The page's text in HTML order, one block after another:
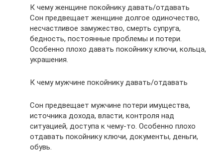
К чему женщине покойнику давать/отдавать
Сон предвещает женщине долгое одиночество,
несчастливое замужество, смерть супруга,
бедность, постоянные проблемы и потери.
Особенно плохо давать покойнику ключи, кольца,
украшения.
К чему мужчине покойнику давать/отдавать
Сон предвещает мужчине потери имущества,
источника дохода, власти, контроля над
ситуацией, доступа к чему-то. Особенно плохо
отдавать покойнику ключи, документы, деньги,
обувь.